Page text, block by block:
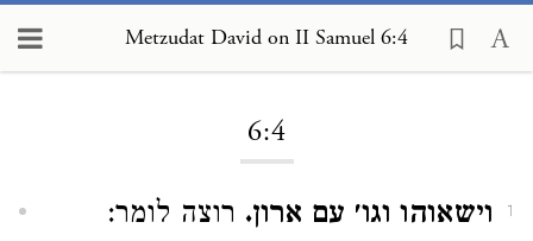
Metzudat David on II Samuel 6:4
6:4
1 וישאוהו וגו׳ עם ארון. רוצה לומר: